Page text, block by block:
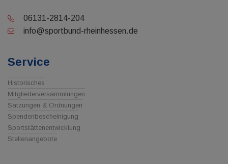
06131-2814-204
info@sportbund-rheinhessen.de
Service
Historisches
Mitgliederversammlungen
Satzungen & Ordnungen
Spendenbescheinigung
Sportstättenentwicklung
Stellenangebote